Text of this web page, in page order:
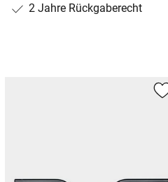
2 Jahre Rückgaberecht